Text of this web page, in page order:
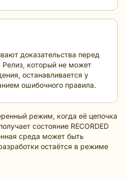
доказательства перед
который не может
останавливается у
ошибочного правила.
режим, когда её цепочка
состояние RECORDED
среда может быть
остаётся в режиме